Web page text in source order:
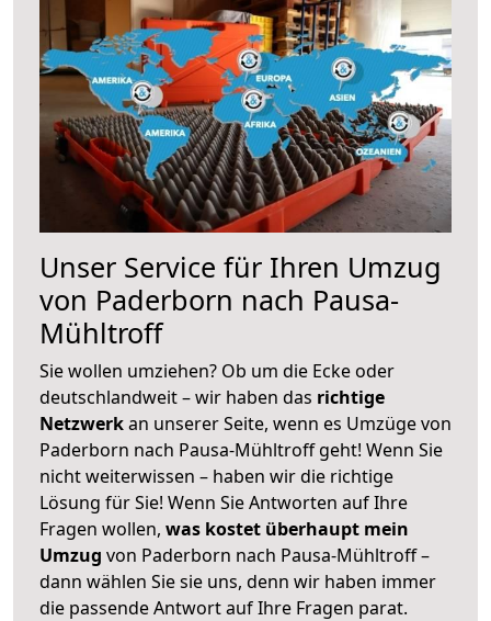
Unser Service für Ihren Umzug
von Paderborn nach Pausa-
Mühltroff
Sie wollen umziehen? Ob um die Ecke oder
deutschlandweit – wir haben das richtige
Netzwerkan unserer Seite, wenn es Umzüge von
Paderborn nach Pausa-Mühltroff geht! Wenn Sie
nicht weiterwissen – haben wir die richtige
Lösung für Sie! Wenn Sie Antworten auf Ihre
Fragen wollen, was kostet überhaupt mein
Umzug von Paderborn nach Pausa-Mühltroff –
dann wählen Sie sie uns, denn wir haben immer
die passende Antwort auf Ihre Fragen parat.